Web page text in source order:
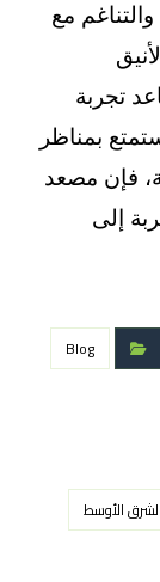
مع
تجربة
بمناظر
فإن مصعد
إلى
Blog
الأوسط